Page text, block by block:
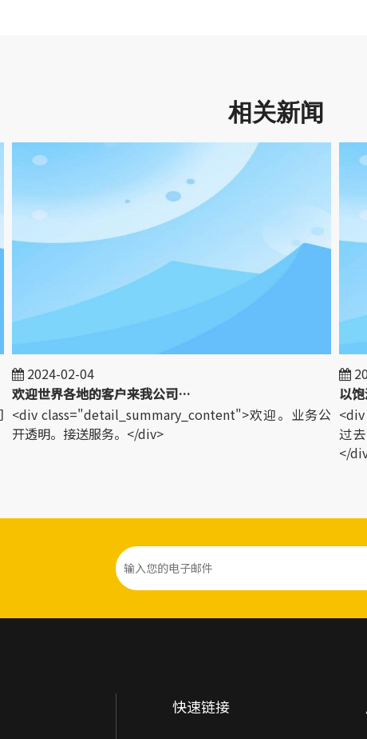
相关新闻
2024-02-04
欢迎世界各地的客户来我公司参观！
<div class="detail_summary_content">欢迎。业务公
开透明。接送服务。</div>
以饱
<div
过
</div>
快速链接